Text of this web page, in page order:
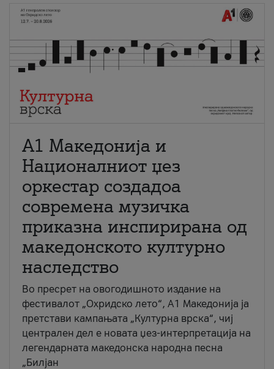
А1 Македонија и
Националниот џез
оркестар создадоа
современа музичка
приказна инспирирана од
македонското културно
наследство
Во пресрет на овогодишното издание на
фестивалот „Охридско лето“, А1 Македонија ја
претстави кампањата „Културна врска“, чиј
централен дел е новата џез-интерпретација на
легендарната македонска народна песна
„Билјан